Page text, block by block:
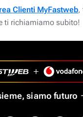
Clienti MyFastweb,
ti richiamiamo subito!
siamo futuro